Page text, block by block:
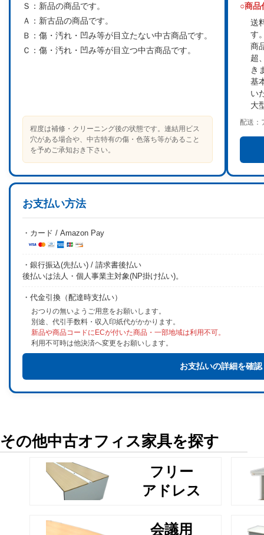
Ｓ： 新品の商品です。
Ａ： 新古品の商品です。
Ｂ： 傷・汚れ・凹み等が目立たない中古商品です。
Ｃ： 傷・汚れ・凹み等が目立つ中古商品です。
程度は補修・クリーニング後の状態です。連結用ビス
穴がある場合や、中古特有の傷・色落ち等があること
を予めご承知おき下さい。
○商品
送
す
商
超
き
基
い
大
配送：
お支払い方法
・カード / Amazon Pay
・銀行振込(先払い) / 請求書後払い
後払いは法人・個人事業主対象(NP掛け払い)。
・代金引換（配達時支払い）
おつりの無いようご用意をお願いします。
別途、代引手数料・収入印紙代がかかります。
新品や商品コードにECが付いた商品・一部地域は利用不可。
利用不可時は他決済へ変更をお願いします。
お支払いの詳細を確認
その他中古オフィス家具を探す
フリー
アドレス
会議用